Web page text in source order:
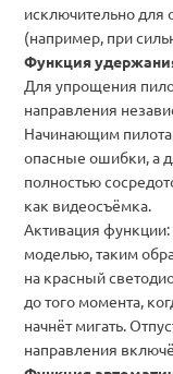
исключительно для
(например, при
Функция
Для упрощения
направления
Начинающим
опасные ошибки, а
полностью
как видеосъёмка.
Активация
моделью, таким
на красный
до того момента,
начнёт мигать.
направления